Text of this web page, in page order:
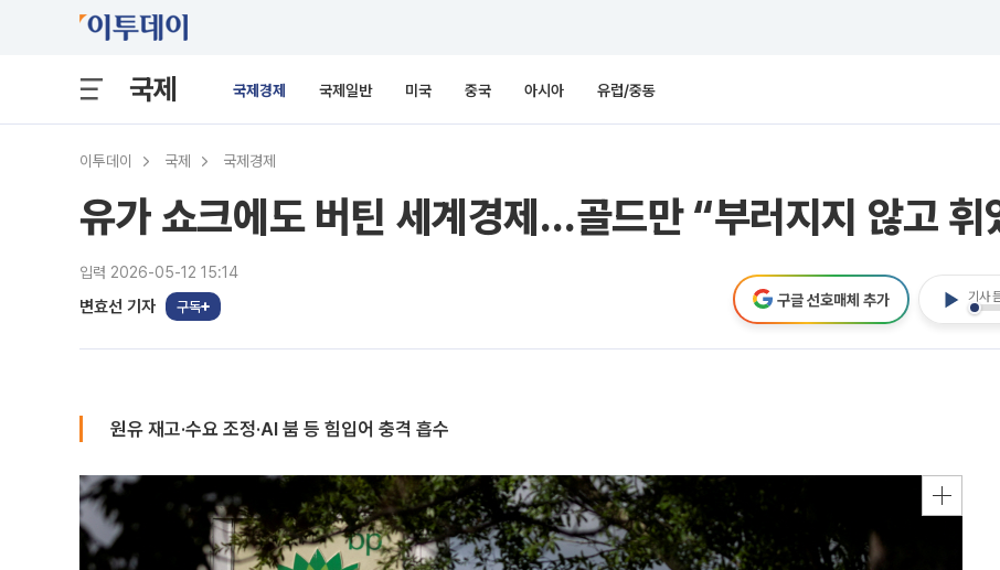
국제 국제경제 국제일반 미국 중국 아시아 유럽/중동
이투데이 국제 국제경제
유가 쇼크에도 버틴 세계경제…골드만 “부러지지 않고 휘
입력 2026-05-12 15:14
변효선 기자 구독
기사
구글 선호매체 추가
원유 재고·수요 조정·AI 붐 등 힘입어 충격 흡수